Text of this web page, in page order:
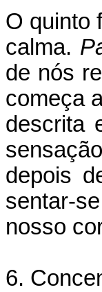
O quinto
calma.
de nós
começa
descrita
depois
sentar-
nosso
6.